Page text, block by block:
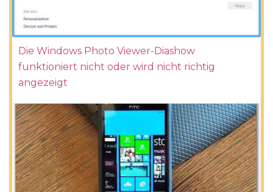
Die Windows Photo Viewer-Diashow
funktioniert nicht oder wird nicht richtig
angezeigt